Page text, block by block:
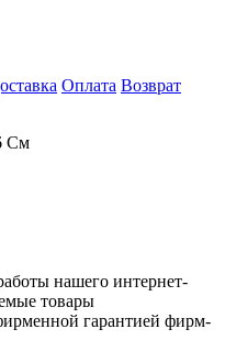
Оплата Возврат
См
нашего интернет-
товары
гарантией фирм-